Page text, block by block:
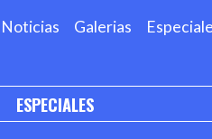
Noticias Galerias
ESPECIALES